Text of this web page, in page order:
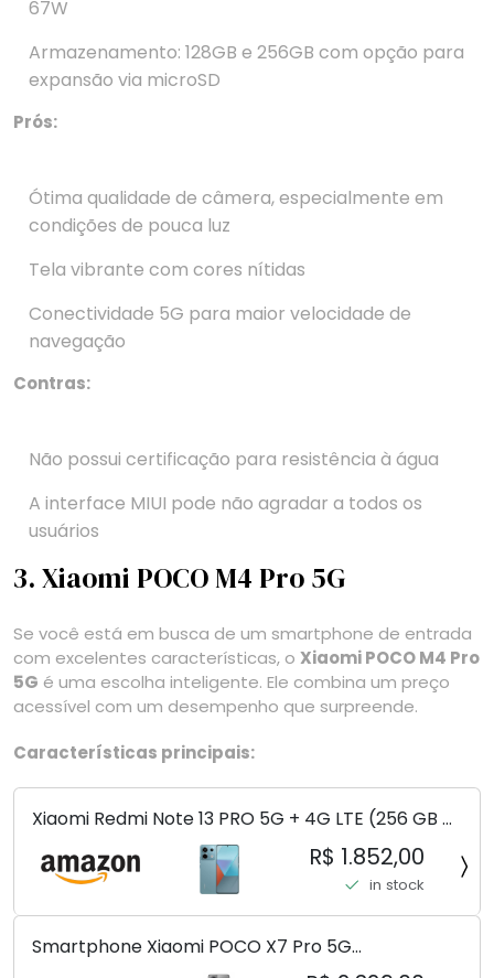
67W
Armazenamento: 128GB e 256GB com opção para
expansão via microSD
Prós:
Ótima qualidade de câmera, especialmente em
condições de pouca luz
Tela vibrante com cores nítidas
Conectividade 5G para maior velocidade de
navegação
Contras:
Não possui certificação para resistência à água
A interface MIUI pode não agradar a todos os
usuários
3. Xiaomi POCO M4 Pro 5G
Se você está em busca de um smartphone de entrada
com excelentes características, o Xiaomi POCO M4 Pro
5G é uma escolha inteligente. Ele combina um preço
acessível com um desempenho que surpreende.
Características principais:
Xiaomi Redmi Note 13 PRO 5G + 4G LTE (256 GB +
8 GB) 200 MP Triplo (Mobile Mint Tello e) +
(Pacote de carregador duplo de carro rápido)
(Ocean Teal (ROM))
R$ 1.852,00
in stock
Smartphone Xiaomi POCO X7 Pro 5G